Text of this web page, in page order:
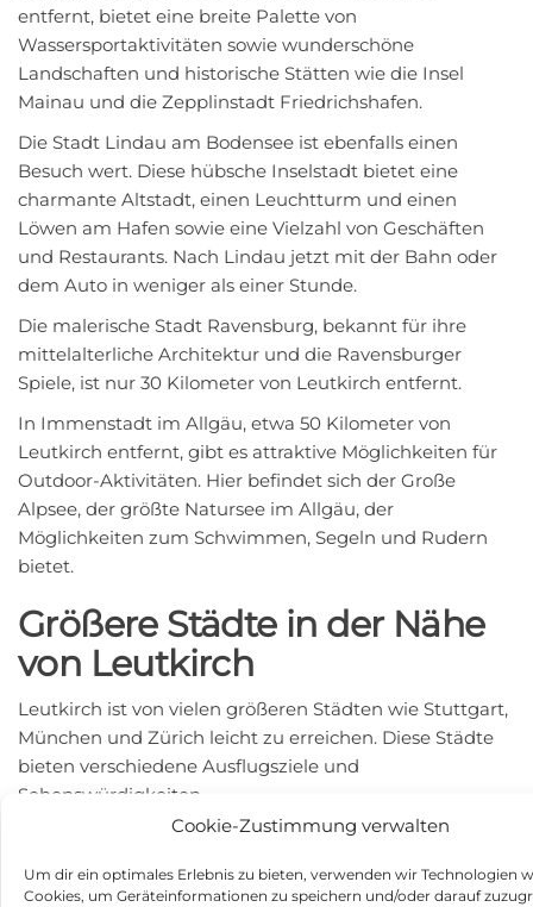
Cookie-Zustimmung verwalten
Um dir ein optimales Erlebnis zu bieten, verwenden wir Technologien
Cookies, um Geräteinformationen zu speichern und/oder darauf
entfernt, bietet eine breite Palette von
Wassersportaktivitäten sowie wunderschöne
Landschaften und historische Stätten wie die Insel
Mainau und die Zepplinstadt Friedrichshafen.
Die Stadt Lindau am Bodensee ist ebenfalls einen
Besuch wert. Diese hübsche Inselstadt bietet eine
charmante Altstadt, einen Leuchtturm und einen
Löwen am Hafen sowie eine Vielzahl von Geschäften
und Restaurants. Nach Lindau jetzt mit der Bahn oder
dem Auto in weniger als einer Stunde.
Die malerische Stadt Ravensburg, bekannt für ihre
mittelalterliche Architektur und die Ravensburger
Spiele, ist nur 30 Kilometer von Leutkirch entfernt.
In Immenstadt im Allgäu, etwa 50 Kilometer von
Leutkirch entfernt, gibt es attraktive Möglichkeiten für
Outdoor-Aktivitäten. Hier befindet sich der Große
Alpsee, der größte Natursee im Allgäu, der
Möglichkeiten zum Schwimmen, Segeln und Rudern
bietet.
Größere Städte in der Nähe
von Leutkirch
Leutkirch ist von vielen größeren Städten wie Stuttgart,
München und Zürich leicht zu erreichen. Diese Städte
bieten verschiedene Ausflugsziele und
Sehenswürdigkeiten.
Stuttgart, etwa 160 Kilometer entfernt, ist bekannt für
seine Automobilmuseen von Porsche und Mercedes-
Benz. Die Stadt hat auch eine vielfältige künstlerische